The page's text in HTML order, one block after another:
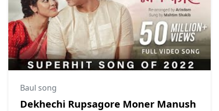
Baul song
Dekhechi Rupsagore Moner Manush